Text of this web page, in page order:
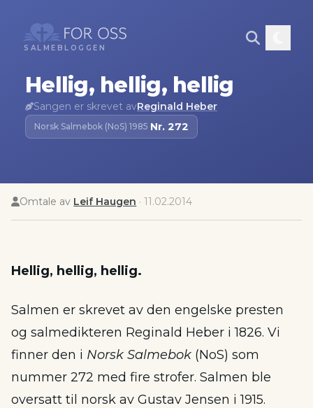
SALMEBLOGGEN
Hellig, hellig, hellig
Sangen er skrevet avReginald Heber
Norsk Salmebok (NoS) 1985·Nr. 272
Omtale av Leif Haugen ·11.02.2014
Hellig, hellig, hellig.
Salmen er skrevet av den engelske presten
og salmedikteren Reginald Heber i 1826. Vi
finner den i Norsk Salmebok (NoS) som
nummer 272 med fire strofer. Salmen ble
oversatt til norsk av Gustav Jensen i 1915.